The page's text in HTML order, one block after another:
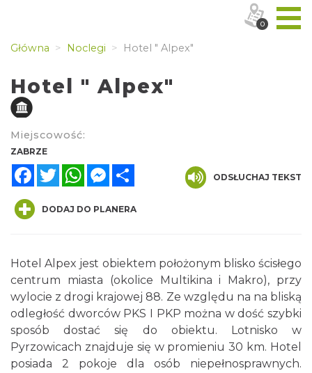
Główna Noclegi Hotel " Alpex"
Hotel " Alpex"
Miejscowość:
ZABRZE
FacebookTwitterWhatsAppMessenger
ODSŁUCHAJ TEKST
DODAJ DO PLANERA
Hotel Alpex jest obiektem położonym blisko ścisłego
centrum miasta (okolice Multikina i Makro), przy
wylocie z drogi krajowej 88. Ze względu na na bliską
odległość dworców PKS I PKP można w dość szybki
sposób dostać się do obiektu. Lotnisko w
Pyrzowicach znajduje się w promieniu 30 km. Hotel
posiada 2 pokoje dla osób niepełnosprawnych.
0